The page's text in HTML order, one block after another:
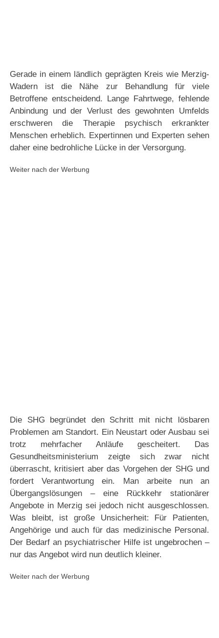
Gerade in einem ländlich geprägten Kreis wie Merzig-
Wadern ist die Nähe zur Behandlung für viele
Betroffene entscheidend. Lange Fahrtwege, fehlende
Anbindung und der Verlust des gewohnten Umfelds
erschweren die Therapie psychisch erkrankter
Menschen erheblich. Expertinnen und Experten sehen
daher eine bedrohliche Lücke in der Versorgung.
Weiter nach der Werbung
Die SHG begründet den Schritt mit nicht lösbaren
Problemen am Standort. Ein Neustart oder Ausbau sei
trotz mehrfacher Anläufe gescheitert. Das
Gesundheitsministerium zeigte sich zwar nicht
überrascht, kritisiert aber das Vorgehen der SHG und
fordert Verantwortung ein. Man arbeite nun an
Übergangslösungen – eine Rückkehr stationärer
Angebote in Merzig sei jedoch nicht ausgeschlossen.
Was bleibt, ist große Unsicherheit: Für Patienten,
Angehörige und auch für das medizinische Personal.
Der Bedarf an psychiatrischer Hilfe ist ungebrochen –
nur das Angebot wird nun deutlich kleiner.
Weiter nach der Werbung